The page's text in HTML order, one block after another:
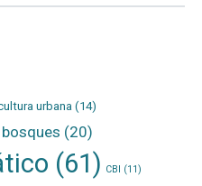
urbana(14)
bosques (20)
(61) CBI (11)